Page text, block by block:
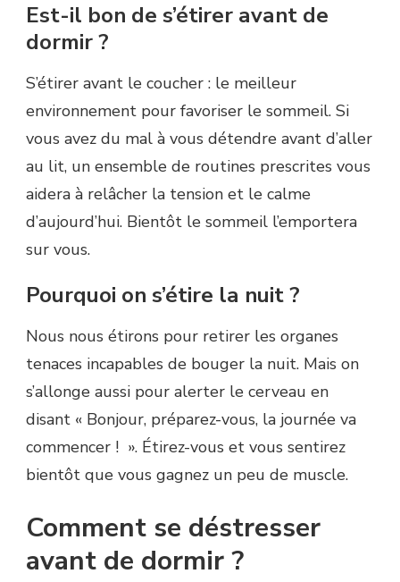
Est-il bon de s’étirer avant de
dormir ?
S’étirer avant le coucher : le meilleur
environnement pour favoriser le sommeil. Si
vous avez du mal à vous détendre avant d’aller
au lit, un ensemble de routines prescrites vous
aidera à relâcher la tension et le calme
d’aujourd’hui. Bientôt le sommeil l’emportera
sur vous.
Pourquoi on s’étire la nuit ?
Nous nous étirons pour retirer les organes
tenaces incapables de bouger la nuit. Mais on
s’allonge aussi pour alerter le cerveau en
disant « Bonjour, préparez-vous, la journée va
commencer ! ». Étirez-vous et vous sentirez
bientôt que vous gagnez un peu de muscle.
Comment se déstresser
avant de dormir ?